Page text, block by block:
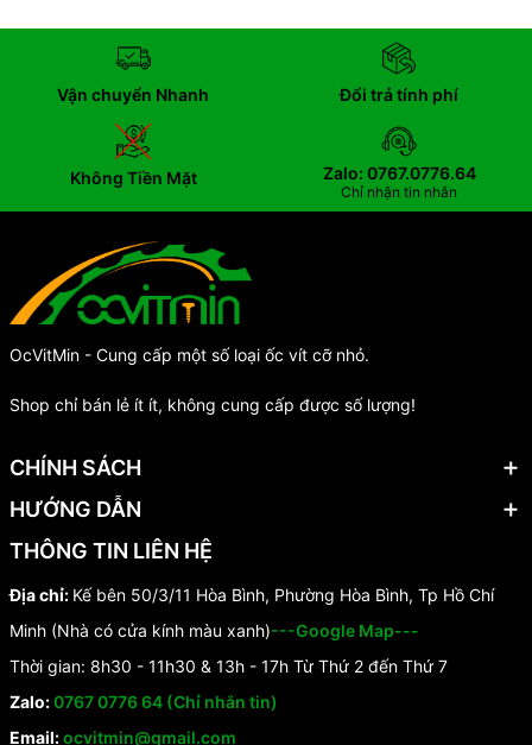
Vận chuyển Nhanh Đổi trả tính phí
Không Tiền Mặt Zalo: 0767.0776.64
Chỉ nhận tin nhắn
OcVitMin - Cung cấp một số loại ốc vít cỡ nhỏ.
Shop chỉ bán lẻ ít ít, không cung cấp được số lượng!
CHÍNH SÁCH
HƯỚNG DẪN
THÔNG TIN LIÊN HỆ
Địa chỉ: Kế bên 50/3/11 Hòa Bình, Phường Hòa Bình, Tp Hồ Chí
Minh (Nhà có cửa kính màu xanh)---Google Map---
Thời gian: 8h30 - 11h30 & 13h - 17h Từ Thứ 2 đến Thứ 7
Zalo:0767 0776 64 (Chỉ nhắn tin)
Email:ocvitmin@gmail.com